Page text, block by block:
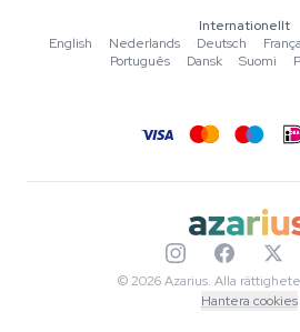
Verktyg & Kalkylatorer
Erbjudanden
Internationellt
English
·Nederlands ·Deutsch ·
Português
·Dansk ·Suomi ·
© 2026 Azarius. Alla
Hantera cookies